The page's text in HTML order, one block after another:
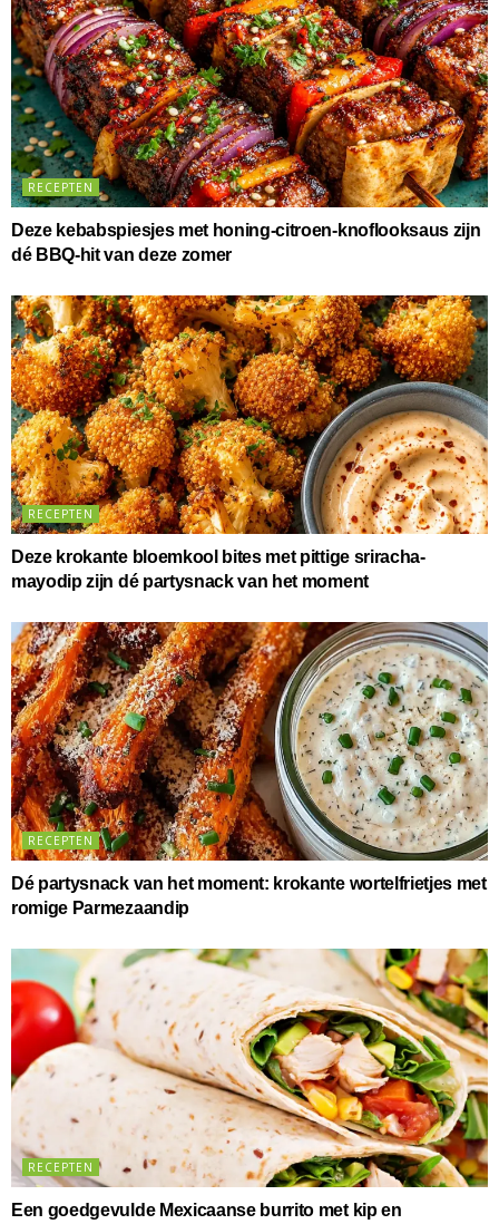
RECEPTEN
Deze kebabspiesjes met honing-citroen-knoflooksaus zijn
dé BBQ-hit van deze zomer
RECEPTEN
Deze krokante bloemkool bites met pittige sriracha-
mayodip zijn dé partysnack van het moment
RECEPTEN
Dé partysnack van het moment: krokante wortelfrietjes met
romige Parmezaandip
RECEPTEN
Een goedgevulde Mexicaanse burrito met kip en